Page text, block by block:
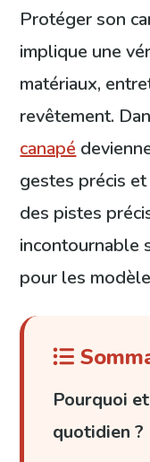
Protéger son
implique une
matériaux,
revêtement.
canapé
gestes précis
des pistes
incontournable
pour les
Pourquoi
quotidien ?